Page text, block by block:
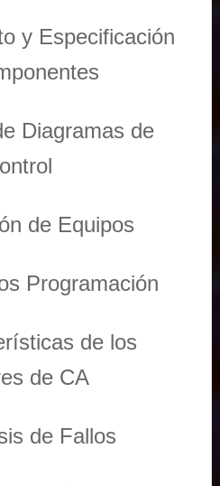
y Especificación
Diagramas de
de Equipos
Programación
de los
de CA
de Fallos